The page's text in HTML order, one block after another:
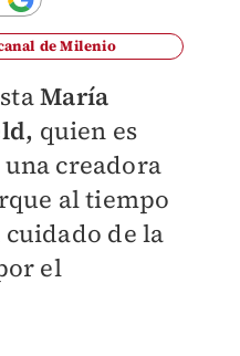
de Milenio
María
quien es
creadora
al tiempo
de la
el